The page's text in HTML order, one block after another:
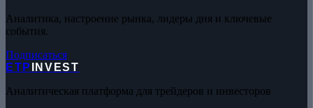
Аналитика, настроение рынка, лидеры дня и ключевые
события.
Подписаться
ETP
INVEST
Аналитическая платформа для трейдеров и инвесторов